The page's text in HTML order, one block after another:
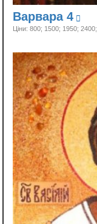
Варвара 4
Ціни: 800; 1500; 1950;